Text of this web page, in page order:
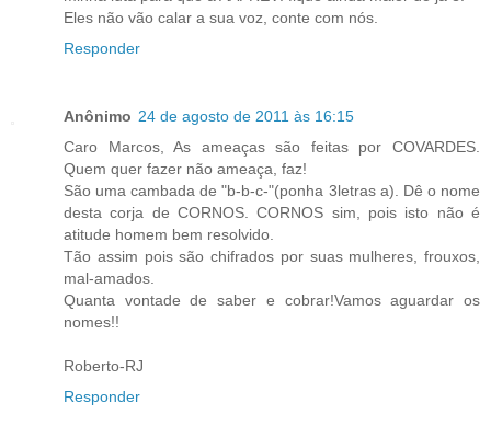
Eles não vão calar a sua voz, conte com nós.
Responder
Anônimo 24 de agosto de 2011 às 16:15
Caro Marcos, As ameaças são feitas por COVARDES.
Quem quer fazer não ameaça, faz!
São uma cambada de "b-b-c-"(ponha 3letras a). Dê o nome
desta corja de CORNOS. CORNOS sim, pois isto não é
atitude homem bem resolvido.
Tão assim pois são chifrados por suas mulheres, frouxos,
mal-amados.
Quanta vontade de saber e cobrar!Vamos aguardar os
nomes!!
Roberto-RJ
Responder